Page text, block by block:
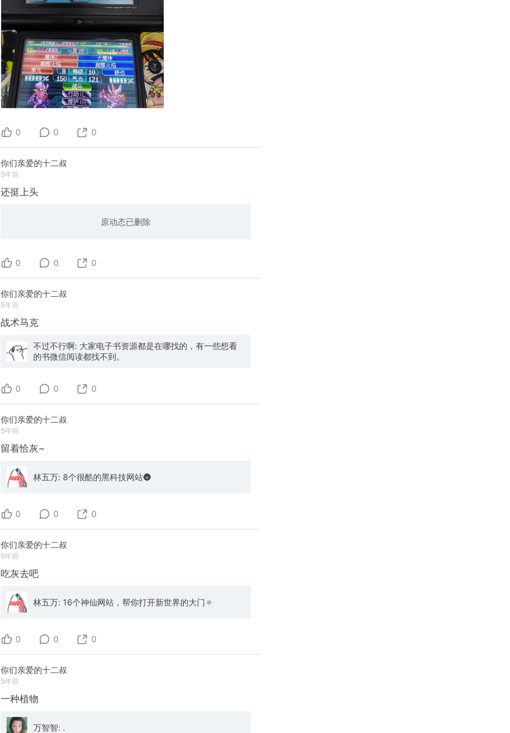
0 0 0
你们亲爱的十二叔
5年前
还挺上头
原动态已删除
0 0 0
你们亲爱的十二叔
5年前
战术马克
不过不行啊: 大家电子书资源都是在哪找的，有一些想看
的书微信阅读都找不到。
0 0 0
你们亲爱的十二叔
5年前
留着恰灰~
林五万: 8个很酷的黑科技网站🌚
0 0 0
你们亲爱的十二叔
5年前
吃灰去吧
林五万: 16个神仙网站，帮你打开新世界的大门🔅
0 0 0
你们亲爱的十二叔
5年前
一种植物
万智智: .